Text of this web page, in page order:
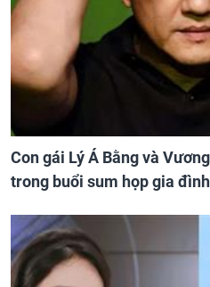
Con gái Lý Á Bằng và
trong buổi sum họp gia đình